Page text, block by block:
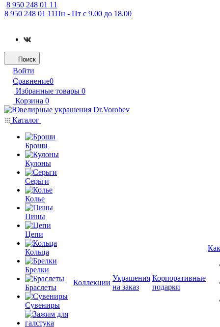
8 950 248 01 11
8 950 248 01 11Пн - Пт с 9.00 до 18.00
Поиск
Войти
Сравнение0
Избранные товары 0
Корзина 0
Каталог
Броши
Кулоны
Серьги
Колье
Пины
Цепи
Кольца
Брелки
Браслеты
Сувениры
Коллекции
Украшения
на заказ
Корпоративные
подарки